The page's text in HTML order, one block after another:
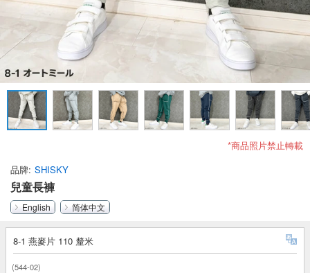
*商品照片禁止轉載
品牌 SHISKY
兒童長褲
English 简体中文
8-1 燕麥片 110 釐米
(544-02)